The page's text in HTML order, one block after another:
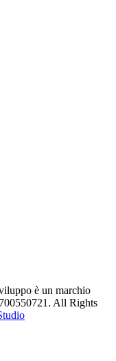
è un marchio
All Rights